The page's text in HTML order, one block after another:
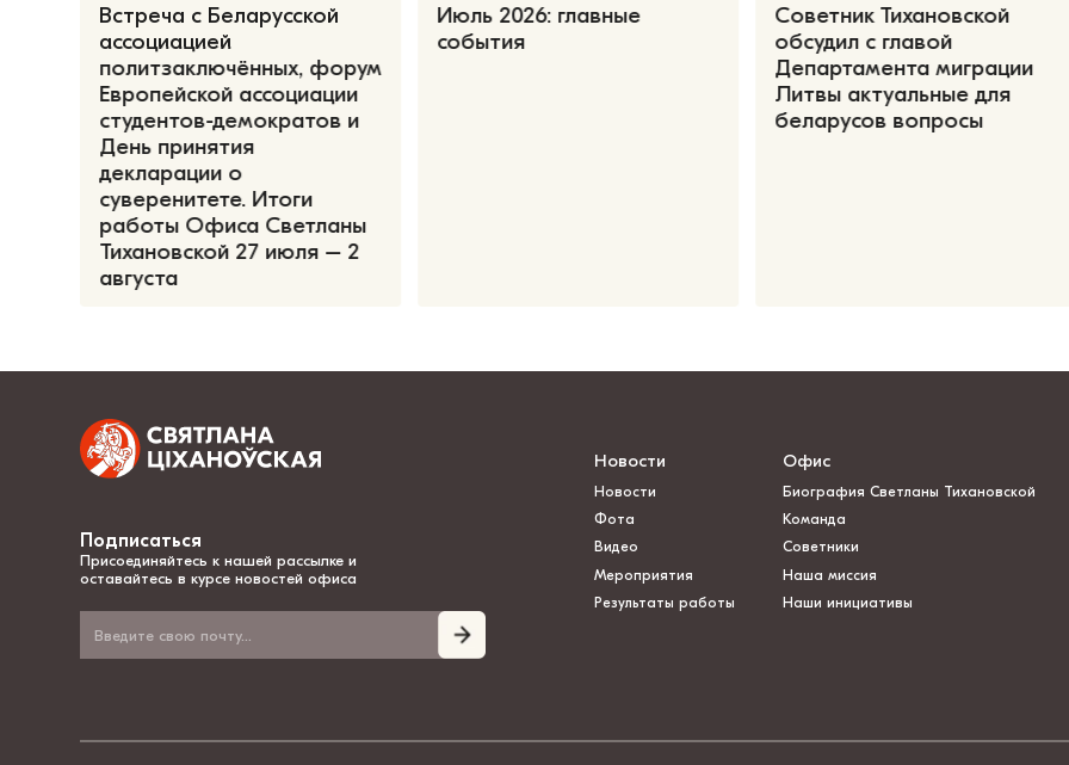
Встреча с Беларусской
ассоциацией
политзаключённых, форум
Европейской ассоциации
студентов-демократов и
День принятия
декларации о
суверенитете. Итоги
работы Офиса Светланы
Тихановской 27 июля – 2
августа
Июль 2026: главные
события
Советник Тихановской
обсудил с главой
Департамента миграции
Литвы актуальные для
беларусов вопросы
Подписаться
Присоединяйтесь к нашей рассылке и
оставайтесь в курсе новостей офиса
Новости
Новости
Фота
Видео
Мероприятия
Результаты работы
Офис
Биография Светланы Тихановской
Команда
Советники
Наша миссия
Наши инициативы